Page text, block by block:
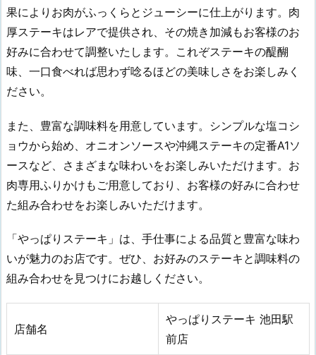
果によりお肉がふっくらとジューシーに仕上がります。肉
厚ステーキはレアで提供され、その焼き加減もお客様のお
好みに合わせて調整いたします。これぞステーキの醍醐
味、一口食べれば思わず唸るほどの美味しさをお楽しみく
ださい。
また、豊富な調味料を用意しています。シンプルな塩コシ
ョウから始め、オニオンソースや沖縄ステーキの定番A1ソ
ースなど、さまざまな味わいをお楽しみいただけます。お
肉専用ふりかけもご用意しており、お客様の好みに合わせ
た組み合わせをお楽しみいただけます。
「やっぱりステーキ」は、手仕事による品質と豊富な味わ
いが魅力のお店です。ぜひ、お好みのステーキと調味料の
組み合わせを見つけにお越しください。
店舗名
やっぱりステーキ 池田駅
前店